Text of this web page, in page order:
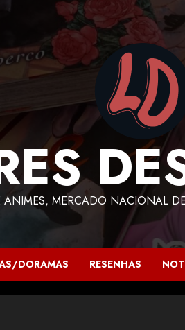
MERCADO NACIONAL
DORAMAS RESENHAS